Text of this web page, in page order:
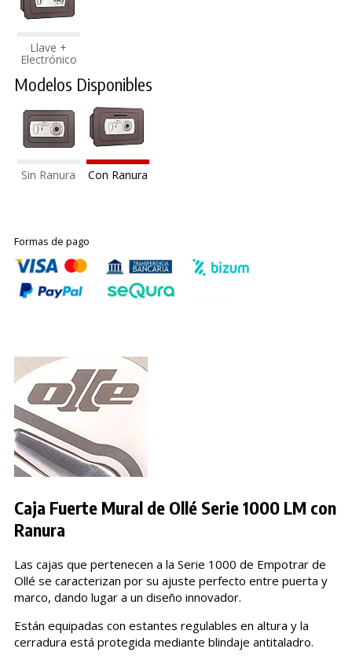
Llave +
Electrónico
Modelos Disponibles
Sin Ranura Con Ranura
Formas de pago
Caja Fuerte Mural de Ollé Serie 1000 LM con
Ranura
Las cajas que pertenecen a la Serie 1000 de Empotrar de
Ollé se caracterizan por su ajuste perfecto entre puerta y
marco, dando lugar a un diseño innovador.
Están equipadas con estantes regulables en altura y la
cerradura está protegida mediante blindaje antitaladro.